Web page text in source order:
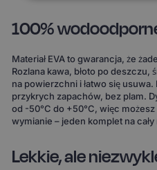
100%
Materiał EVA to gwarancja, że
Rozlana kawa, błoto po deszczu,
na powierzchni i łatwo się
przykrych zapachów, bez plam.
od -50°C do +50°C, więc
wymianie – jeden komplet na cały
Lekkie, ale